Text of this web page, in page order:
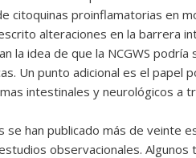
citoquinas proinflamatorias en
alteraciones en la barrera
la idea de que la NCGWS
Un punto adicional es el papel
intestinales y neurológicos a
se han publicado más de veinte
observacionales.